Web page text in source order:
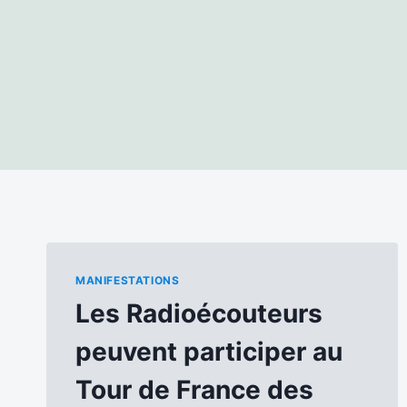
MANIFESTATIONS
Les Radioécouteurs
peuvent participer au
Tour de France des